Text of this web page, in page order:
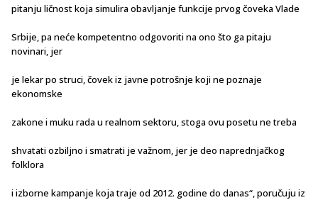
pitanju ličnost koja simulira obavljanje funkcije prvog čoveka Vlade
Srbije, pa neće kompetentno odgovoriti na ono što ga pitaju
novinari, jer
je lekar po struci, čovek iz javne potrošnje koji ne poznaje
ekonomske
zakone i muku rada u realnom sektoru, stoga ovu posetu ne treba
shvatati ozbiljno i smatrati je važnom, jer je deo naprednjačkog
folklora
i izborne kampanje koja traje od 2012. godine do danas“, poručuju iz